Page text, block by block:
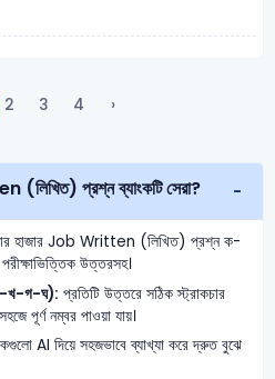
2 3 4 ›
(লিখিত) প্রশ্ন ব্যাংকটি সেরা?
হাজার Job Written (লিখিত) প্রশ্ন ক-
উত্তরসহ।
খ-গ-ঘ): প্রতিটি উত্তরে সঠিক স্ট্রাকচার
পূর্ণ নম্বর পাওয়া যায়।
AI দিয়ে সহজভাবে ব্যাখ্যা করে দ্রুত বুঝে